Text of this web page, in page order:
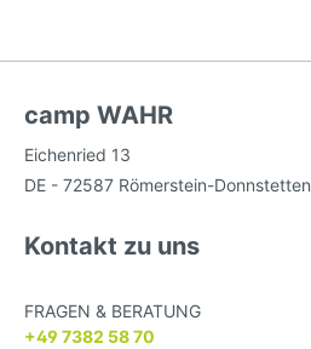
camp WAHR
Eichenried 13
DE - 72587 Römerstein-Donnstetten
Kontakt zu uns
FRAGEN & BERATUNG
+49 7382 58 70